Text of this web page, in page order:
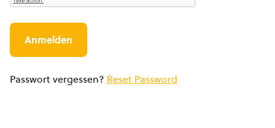
Passwort vergessen? Reset Password